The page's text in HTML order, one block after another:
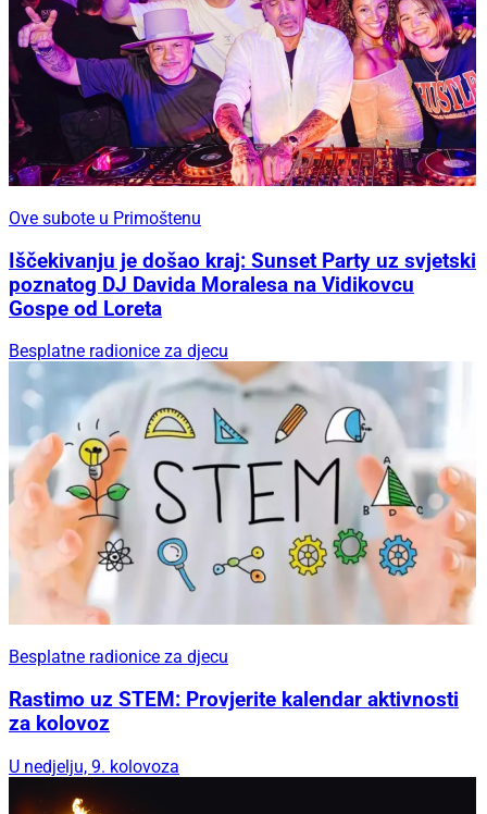
Ove subote u Primoštenu
Iščekivanju je došao kraj: Sunset Party uz svjetski
poznatog DJ Davida Moralesa na Vidikovcu
Gospe od Loreta
Besplatne radionice za djecu
Besplatne radionice za djecu
Rastimo uz STEM: Provjerite kalendar aktivnosti
za kolovoz
U nedjelju, 9. kolovoza